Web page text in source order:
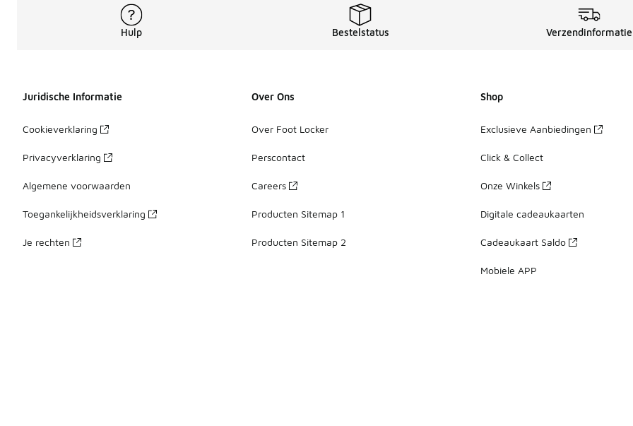
Hulp Bestelstatus Verzendinformatie
Juridische Informatie
Cookieverklaring
Privacyverklaring
Algemene voorwaarden
Toegankelijkheidsverklaring
Je rechten
Over Ons
Over Foot Locker
Perscontact
Careers
Producten Sitemap 1
Producten Sitemap 2
Shop
Exclusieve Aanbiedingen
Click & Collect
Onze Winkels
Digitale cadeaukaarten
Cadeaukaart Saldo
Mobiele APP